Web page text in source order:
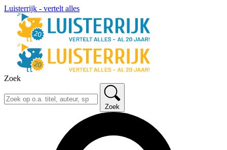
Luisterrijk - vertelt alles
Zoek
Zoek